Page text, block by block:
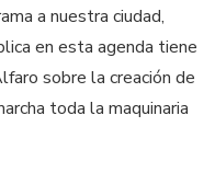
a nuestra ciudad,
en esta agenda tiene
sobre la creación de
toda la maquinaria